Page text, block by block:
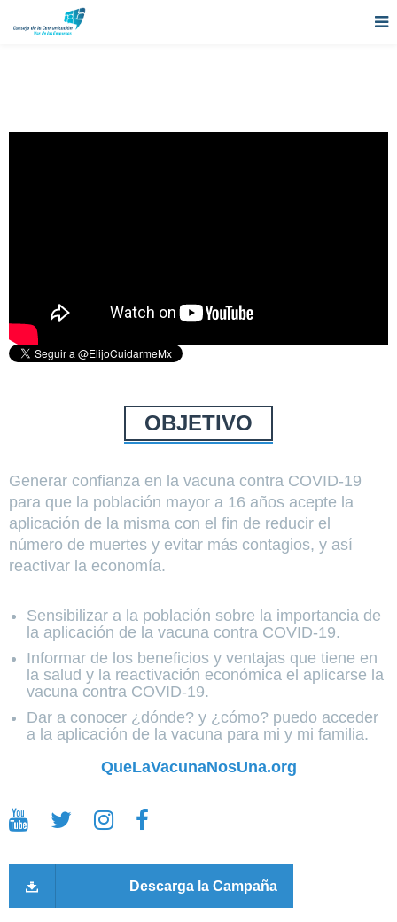
OBJETIVO
Generar confianza en la vacuna contra COVID-19
para que la población mayor a 16 años acepte la
aplicación de la misma con el fin de reducir el
número de muertes y evitar más contagios, y así
reactivar la economía.
Sensibilizar a la población sobre la importancia de
la aplicación de la vacuna contra COVID-19.
Informar de los beneficios y ventajas que tiene en
la salud y la reactivación económica el aplicarse la
vacuna contra COVID-19.
Dar a conocer ¿dónde? y ¿cómo? puedo acceder
a la aplicación de la vacuna para mi y mi familia.
QueLaVacunaNosUna.org
Descarga la Campaña